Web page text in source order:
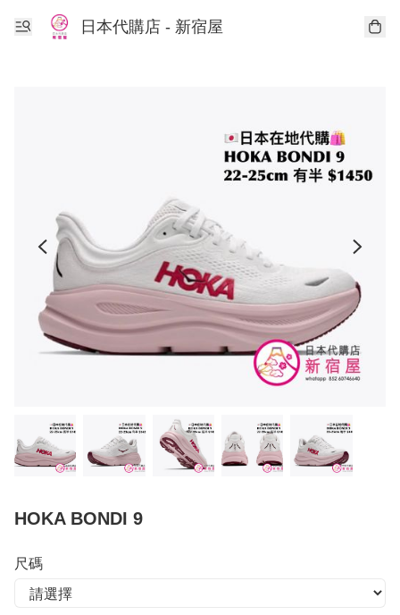
日本代購店 - 新宿屋
HOKA BONDI 9
尺碼